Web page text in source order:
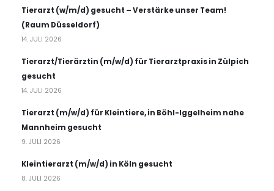
Tierarzt (w/m/d) gesucht – Verstärke unser Team!
(Raum Düsseldorf)
14. JULI 2026
Tierarzt/Tierärztin (m/w/d) für Tierarztpraxis in Zülpich
gesucht
14. JULI 2026
Tierarzt (m/w/d) für Kleintiere, in Böhl-Iggelheim nahe
Mannheim gesucht
9. JULI 2026
Kleintierarzt (m/w/d) in Köln gesucht
8. JULI 2026